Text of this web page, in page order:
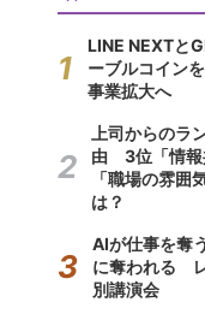
LINE NEXTと
ーブルコイン
事業拡大へ
上司からのラ
由 3位「情報
「職場の雰囲
は？
AIが仕事を奪
に奪われる
別講演会